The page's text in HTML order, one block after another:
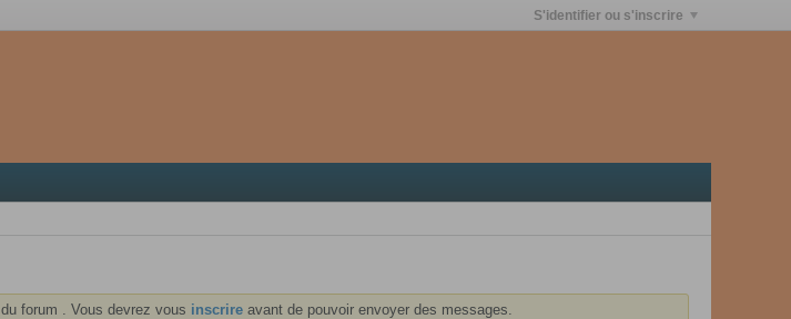
S'identifier ou s'inscrire
du forum . Vous devrez vous inscrire avant de pouvoir envoyer des messages.